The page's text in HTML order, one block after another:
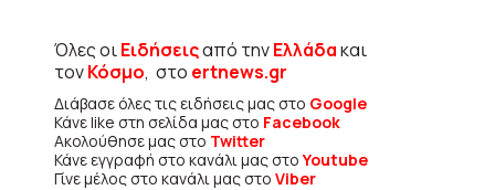
Όλες οιΕιδήσειςαπό τηνΕλλάδακαι
τονΚόσμο, στο ertnews.gr
Διάβασε όλες τις ειδήσεις μας στο Google
Κάνε like στη σελίδα μας στο Facebook
Ακολούθησε μας στο Twitter
Κάνε εγγραφή στο κανάλι μας στοYoutube
Γίνε μέλος στο κανάλι μας στο Viber